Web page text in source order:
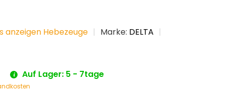
anzeigen Hebezeuge Marke: DELTA
Auf Lager: 5 - 7tage